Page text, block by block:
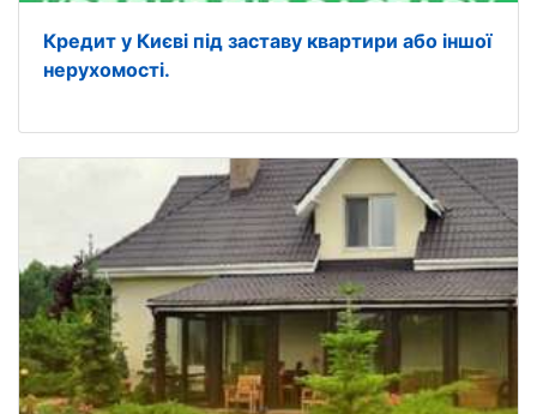
Кредит у Києві під заставу квартири або іншої
нерухомості.